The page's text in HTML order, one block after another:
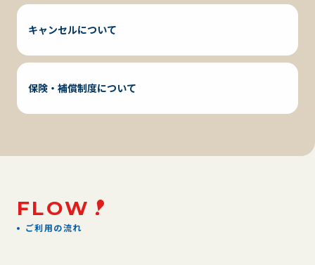
キャンセルについて
保険・補償制度について
FLOW
ご利用の流れ